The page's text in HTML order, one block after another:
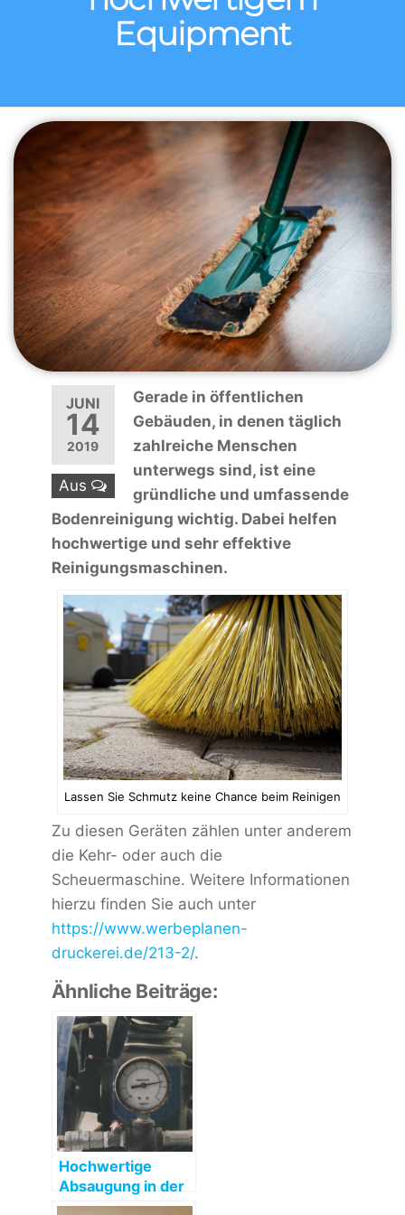
Equipment
JUNI
14
2019
Aus
Gerade in öffentlichen
Gebäuden, in denen täglich
zahlreiche Menschen
unterwegs sind, ist eine
gründliche und umfassende
Bodenreinigung wichtig. Dabei helfen
hochwertige und sehr effektive
Reinigungsmaschinen.
Lassen Sie Schmutz keine Chance beim Reinigen
Zu diesen Geräten zählen unter anderem
die Kehr- oder auch die
Scheuermaschine. Weitere Informationen
hierzu finden Sie auch unter
https://www.werbeplanen-
druckerei.de/213-2/.
Ähnliche Beiträge:
Hochwertige
Absaugung in der
Industrie